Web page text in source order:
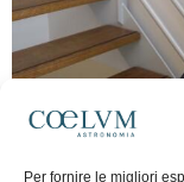
Per fornire le migliori
Frida Paolella - 16
spaziale europea e della